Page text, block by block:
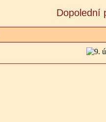
Dopolední